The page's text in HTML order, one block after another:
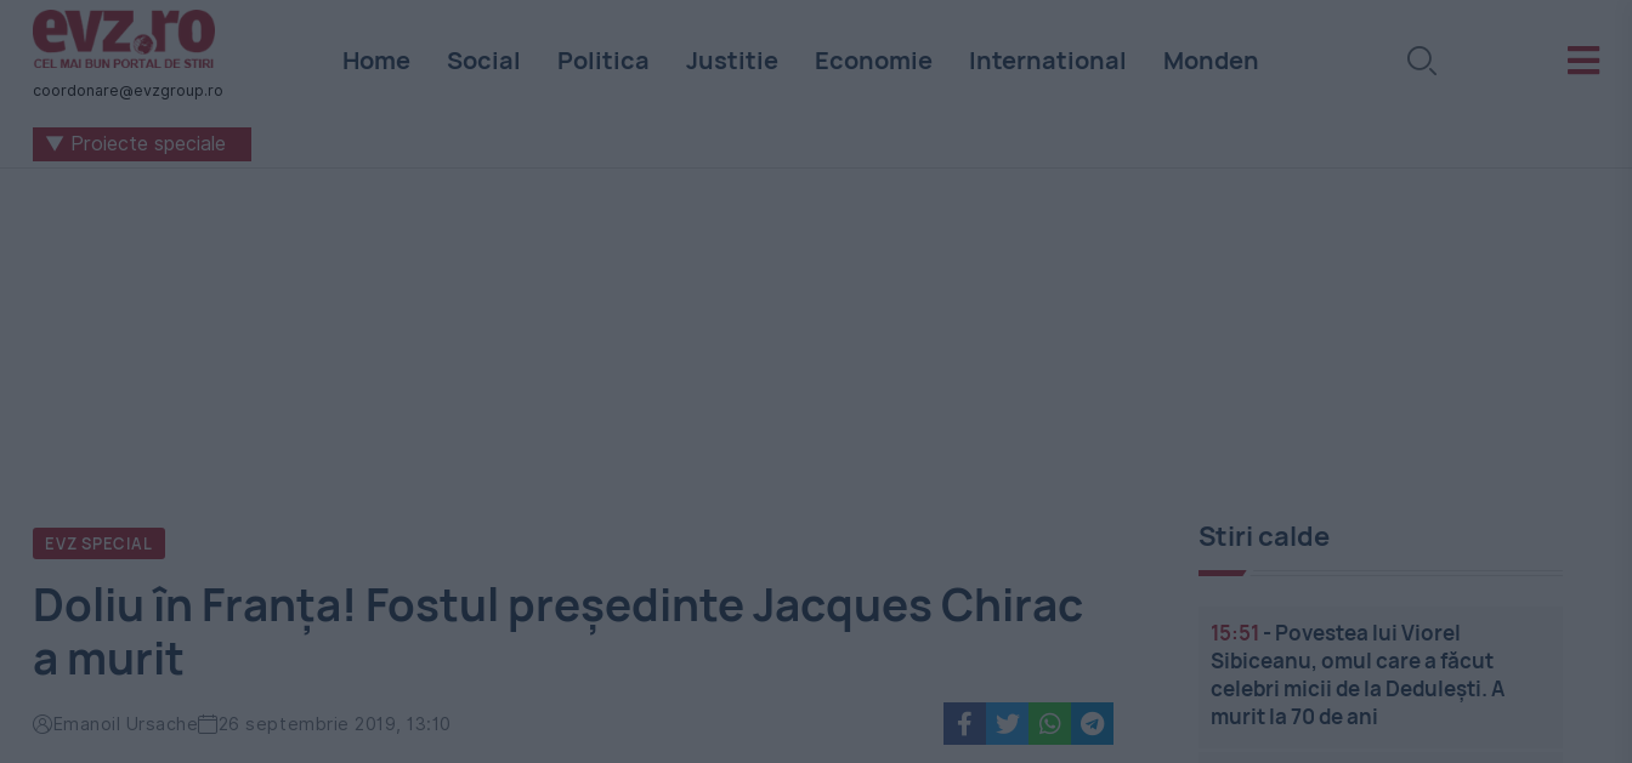
Știri
naționale
internaționale
coordonare@evzgroup.ro
Home Social Politica Justitie Economie International Monden
▼ Proiecte speciale
EVZ SPECIAL
Doliu în Franța! Fostul președinte Jacques Chirac
a murit
Emanoil Ursache 26 septembrie 2019, 13:10
Stiri calde
15:51 - Povestea lui Viorel
Sibiceanu, omul care a făcut
celebri micii de la Dedulești. A
murit la 70 de ani